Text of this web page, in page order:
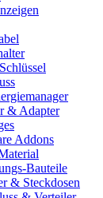
& Adapter
Addons
Bauteile
& Steckdosen